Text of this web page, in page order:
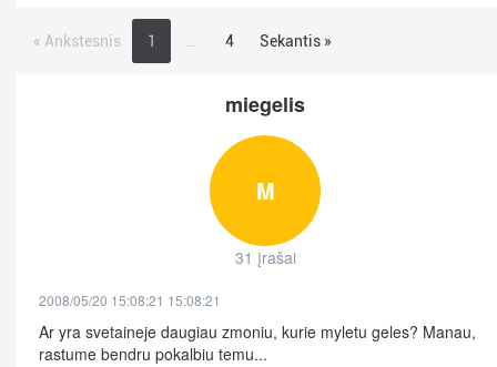
« Ankstesnis 1 4 Sekantis »
miegelis
M
31 įrašai
2008/05/20 15:08:21 15:08:21
Ar yra svetaineje daugiau zmoniu, kurie myletu geles? Manau,
rastume bendru pokalbiu temu...